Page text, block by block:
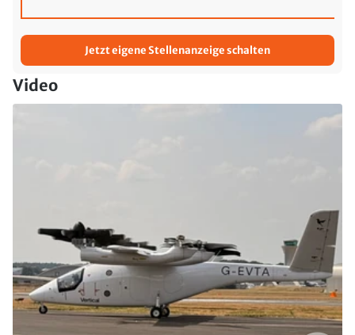
Jetzt eigene Stellenanzeige schalten
Video